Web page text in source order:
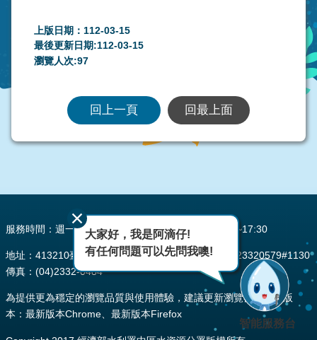
上版日期：112-03-15
最後更新日期:112-03-15
瀏覽人次:97
回上一頁 回最上面
服務時間：週一至週五 AM08:00~12:00 PM13:30~17:30
地址：413210臺中市霧峰區峰堤路195號 電話：(04)23320579#1130
傳真：(04)2332-0484
為提供更為穩定的瀏覽品質與使用體驗，建議更新瀏覽器至以下版
本：最新版本Chrome、最新版本Firefox
大家好，我是阿滴仔!
有任何問題可以先問我噢!
智能服務台